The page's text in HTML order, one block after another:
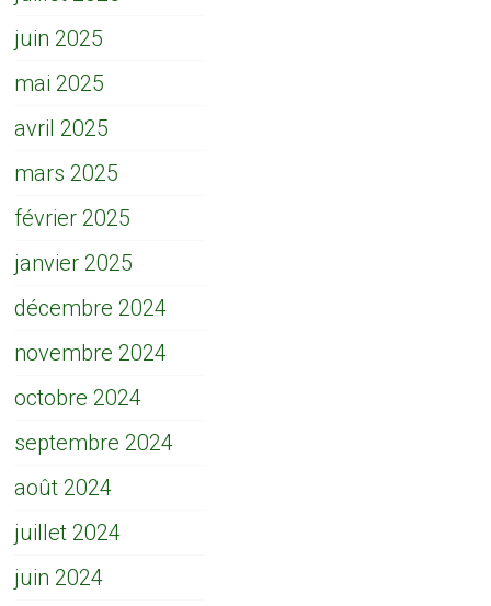
juin 2025
mai 2025
avril 2025
mars 2025
février 2025
janvier 2025
décembre 2024
novembre 2024
octobre 2024
septembre 2024
août 2024
juillet 2024
juin 2024